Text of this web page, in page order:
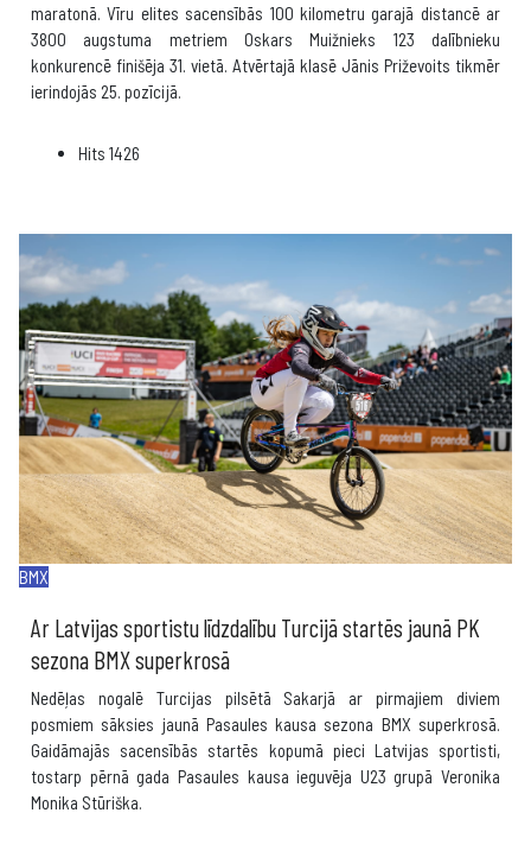
maratonā. Vīru elites sacensībās 100 kilometru garajā distancē ar
3800 augstuma metriem Oskars Muižnieks 123 dalībnieku
konkurencē finišēja 31. vietā. Atvērtajā klasē Jānis Priževoits tikmēr
ierindojās 25. pozīcijā.
Hits 1426
BMX
Ar Latvijas sportistu līdzdalību Turcijā startēs jaunā PK
sezona BMX superkrosā
Nedēļas nogalē Turcijas pilsētā Sakarjā ar pirmajiem diviem
posmiem sāksies jaunā Pasaules kausa sezona BMX superkrosā.
Gaidāmajās sacensībās startēs kopumā pieci Latvijas sportisti,
tostarp pērnā gada Pasaules kausa ieguvēja U23 grupā Veronika
Monika Stūriška.